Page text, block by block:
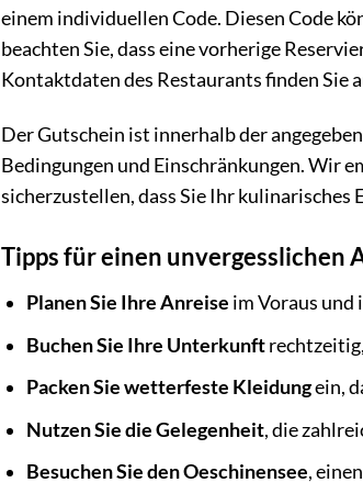
einem individuellen Code. Diesen Code
beachten Sie, dass eine vorherige
Kontaktdaten des Restaurants finden Sie
Der Gutschein ist innerhalb der
Bedingungen und Einschränkungen. Wir
sicherzustellen, dass Sie Ihr kulinarisches
Tipps für einen unvergesslichen
Planen Sie Ihre Anreise im Voraus und
Buchen Sie Ihre Unterkunft
Packen Sie wetterfeste Kleidungein,
Nutzen Sie die Gelegenheit, die
Besuchen Sie den Oeschinensee,